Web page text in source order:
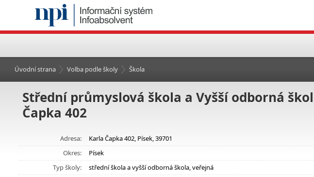
Úvodní strana Volba podle školy Škola
Střední průmyslová škola a Vyšší odborná
Čapka 402
Adresa:
Karla Čapka 402, Písek, 39701
Okres:
Písek
Typ školy:
střední škola a vyšší odborná škola, veřejná